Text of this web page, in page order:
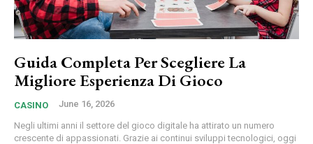
Guida Completa Per Scegliere La
Migliore Esperienza Di Gioco
CASINO June 16, 2026
Negli ultimi anni il settore del gioco digitale ha attirato un numero
crescente di appassionati. Grazie ai continui sviluppi tecnologici, oggi